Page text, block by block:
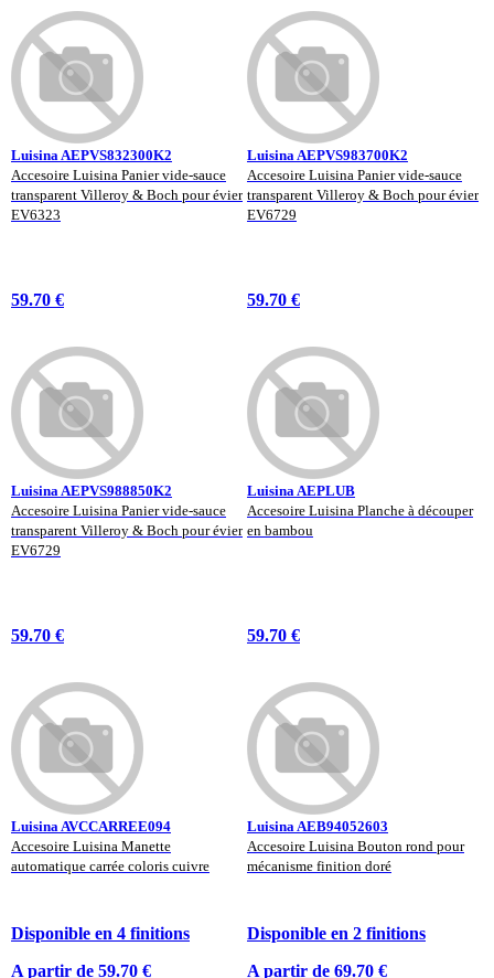
Luisina AEPVS832300K2
Accesoire Luisina Panier vide-sauce
transparent Villeroy & Boch pour évier
EV6323
59.70 €
Luisina AEPVS983700K2
Accesoire Luisina Panier vide-sauce
transparent Villeroy & Boch pour évier
EV6729
59.70 €
Luisina AEPVS988850K2
Accesoire Luisina Panier vide-sauce
transparent Villeroy & Boch pour évier
EV6729
59.70 €
Luisina AEPLUB
Accesoire Luisina Planche à découper
en bambou
59.70 €
Luisina AVCCARREE094
Accesoire Luisina Manette
automatique carrée coloris cuivre
Disponible en 4 finitions
A partir de 59.70 €
Luisina AEB94052603
Accesoire Luisina Bouton rond pour
mécanisme finition doré
Disponible en 2 finitions
A partir de 69.70 €